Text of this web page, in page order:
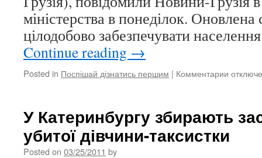
міністерства в понеділок.
цілодобово забезпечувати
Continue reading →
Posted in Поспішай дізнатись першим | Комментарии к
У Катеринбургу збирають
убитої дівчини-таксистки
Posted on 03/25/2011 by